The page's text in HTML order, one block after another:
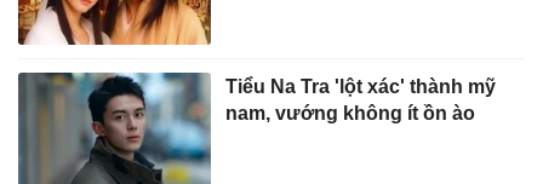
Tiểu Na Tra 'lột xác' thành mỹ
nam, vướng không ít ồn ào